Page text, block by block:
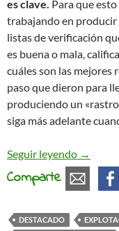
es clave. Para que
trabajando en producir
listas de verificación
es buena o mala,
cuáles son las mejores
paso que dieron para
produciendo un
siga más adelante
Seguir leyendo El
→
Comparte
DESTACADO